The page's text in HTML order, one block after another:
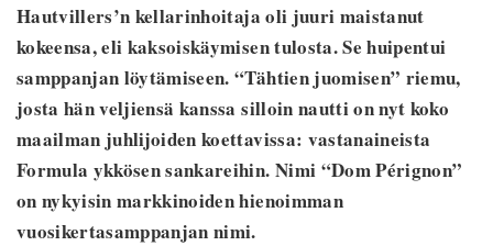
Hautvillers’n kellarinhoitaja oli juuri maistanut
kokeensa, eli kaksoiskäymisen tulosta. Se huipentui
samppanjan löytämiseen. “Tähtien juomisen” riemu,
josta hän veljiensä kanssa silloin nautti on nyt koko
maailman juhlijoiden koettavissa: vastanaineista
Formula ykkösen sankareihin. Nimi “Dom Pérignon”
on nykyisin markkinoiden hienoimman
vuosikertasamppanjan nimi.